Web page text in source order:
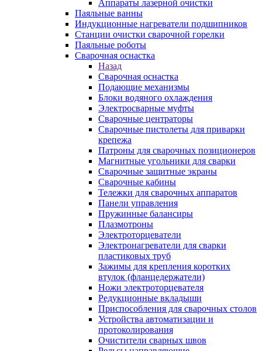
Аппараты лазерной очистки
Паяльные ванны
Индукционные нагреватели подшипников
Станции очистки сварочной горелки
Паяльные роботы
Сварочная оснастка
Назад
Сварочная оснастка
Подающие механизмы
Блоки водяного охлаждения
Электросварные муфты
Сварочные центраторы
Сварочные пистолеты для приварки
крепежа
Патроны для сварочных позиционеров
Магнитные угольники для сварки
Сварочные защитные экраны
Сварочные кабины
Тележки для сварочных аппаратов
Панели управления
Пружинные балансиры
Плазмотроны
Электроторцеватели
Электронагреватели для сварки
пластиковых труб
Зажимы для крепления коротких
втулок (фланцедержатели)
Ножи электроторцевателя
Редукционные вкладыши
Приспособления для сварочных столов
Устройства автоматизации и
протоколирования
Очистители сварных швов